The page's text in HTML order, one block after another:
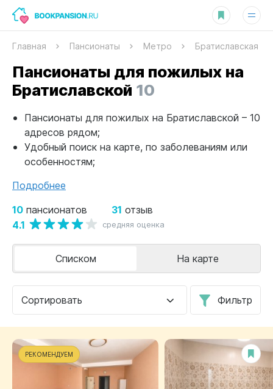
Главная Пансионаты Метро Братиславская
Пансионаты для пожилых на
Братиславской 10
Пансионаты для пожилых на Братиславской – 10
адресов рядом;
Удобный поиск на карте, по заболеваниям или
особенностям;
Подробнее
10 пансионатов 31 отзыв
4.1 средняя оценка
Сортировать Фильтр
Списком На карте
РЕКОМЕНДУЕМ